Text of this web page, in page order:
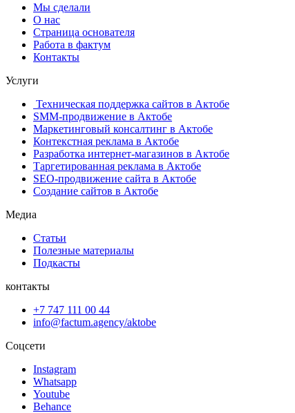
Мы сделали
О нас
Страница основателя
Работа в фактум
Контакты
Услуги
Техническая поддержка сайтов в Актобе
SMM-продвижение в Актобе
Маркетинговый консалтинг в Актобе
Контекстная реклама в Актобе
Разработка интернет-магазинов в Актобе
Таргетированная реклама в Актобе
SEO-продвижение сайта в Актобе
Создание сайтов в Актобе
Медиа
Статьи
Полезные материалы
Подкасты
контакты
+7 747 111 00 44
info@factum.agency/aktobe
Соцсети
Instagram
Whatsapp
Youtube
Behance